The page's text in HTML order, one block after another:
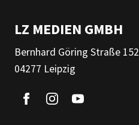
LZ MEDIEN GMBH
Bernhard Göring Straße 152
04277 Leipzig